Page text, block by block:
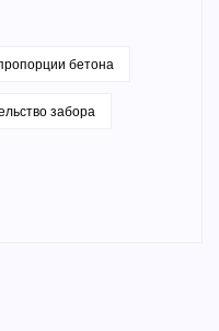
бетона
забора